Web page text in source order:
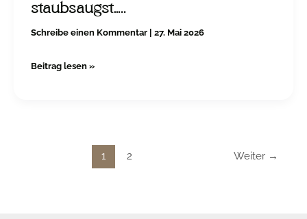
staubsaugst…..
Schreibe einen Kommentar 27. Mai 2026
Beitrag lesen »
1 2 Weiter →